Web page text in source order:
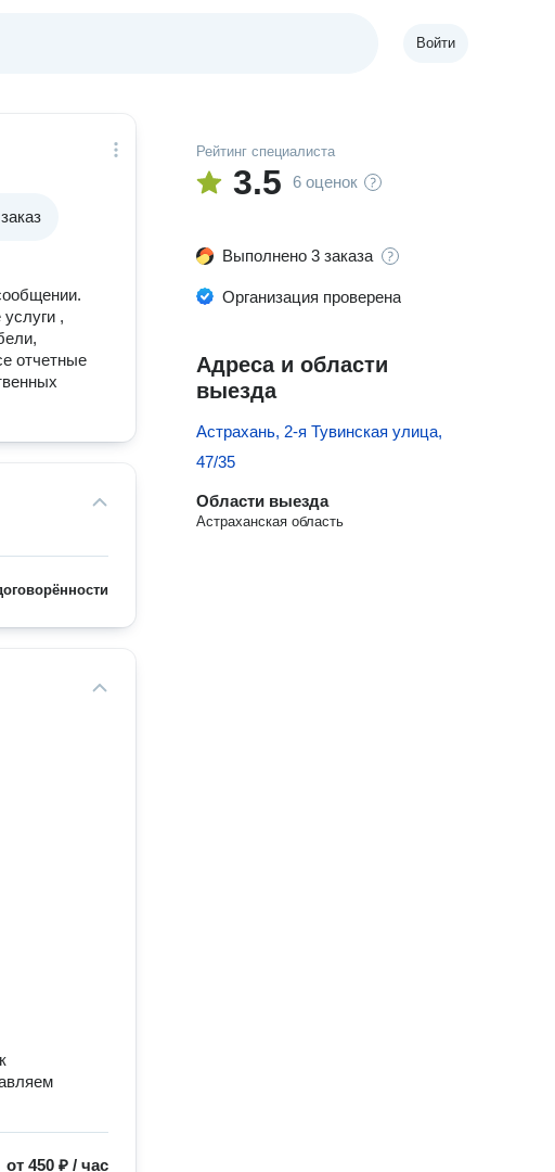
Войти
,
отчетные
от450 ₽ /час
Рейтинг специалиста
3.5 6 оценок
Выполнено 3 заказа
Организация проверена
Адреса и области
выезда
Астрахань, 2-я Тувинская улица,
47/35
Области выезда
Астраханская область